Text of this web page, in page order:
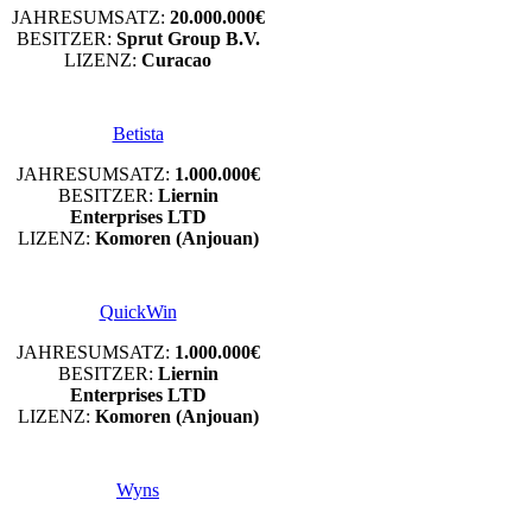
JAHRESUMSATZ: 20.000.000€
BESITZER: Sprut Group B.V.
LIZENZ: Curacao
Betista
JAHRESUMSATZ: 1.000.000€
BESITZER: Liernin
Enterprises LTD
LIZENZ: Komoren (Anjouan)
QuickWin
JAHRESUMSATZ: 1.000.000€
BESITZER: Liernin
Enterprises LTD
LIZENZ: Komoren (Anjouan)
Wyns